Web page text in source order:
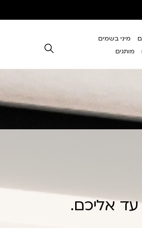
מיני בשמים
מותגים
עד אליכם.